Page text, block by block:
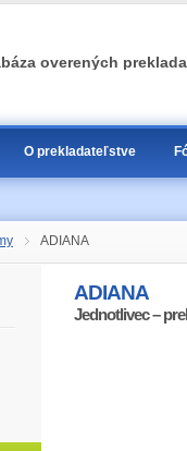
overených
O prekladateľstve
ADIANA
ADIANA
Jednotlivec –